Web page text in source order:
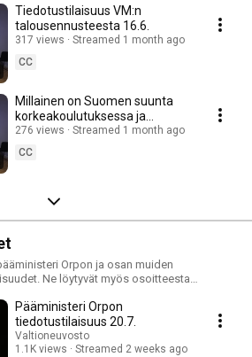
Tiedotustilaisuus VM:n
talousennusteesta 16.6.
317 views
Streamed 1 month ago
CC
Millainen on Suomen suunta
korkeakoulutuksessa ja
tutkimuksessa? – Visio vuoteen
2040 julkaistaan
276 views
Streamed 1 month ago
CC
Orpon ja osan muiden
Ne löytyvät myös osoitteesta
Youtube-kanavalta.
Pääministeri Orpon
tiedotustilaisuus 20.7.
Valtioneuvosto
1.1K views
Streamed 2 weeks ago